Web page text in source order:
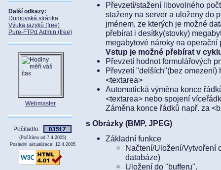
Další odkazy:
Domovská stránka
Výuka jazyků (free)
Pure-FTPd Admin (free)
Webmaster
Počitadlo:
(Počítáno od 7.4.2005)
Poslední aktualizace: 12.4.2005
Převzetí/stažení libovolného
staženy na server a uloženy do
jménem, ze kterých je možné
přebírat i desítky(stovky)
megabytové nároky na operační
Vstup je možné přebírat v
Převzetí hodnot formulářových
Převzetí "delších"(bez omezení)
<textarea>
Automatická výměna konce
<textarea> nebo spojení
Záměna konce řádků např. za
s Obrázky (BMP, JPEG)
Základní funkce
Načtení/Uložení/Vytvoření
databáze)
Uložení do "bufferu".